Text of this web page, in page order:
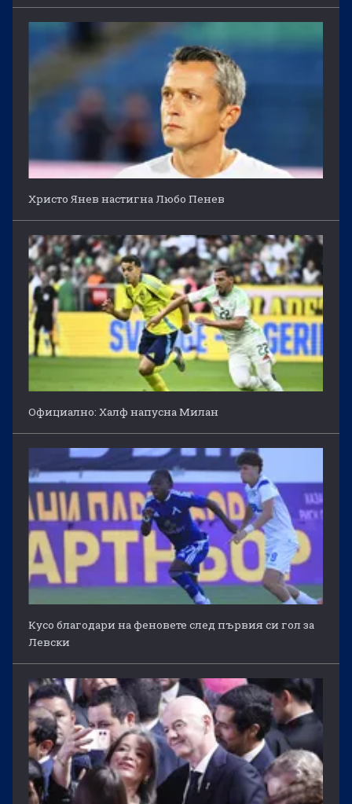
Христо Янев настигна Любо Пенев
Официално: Халф напусна Милан
Кусо благодари на феновете след първия си гол за
Левски